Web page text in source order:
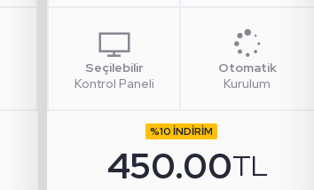
Seçilebilir
Kontrol Paneli
Otomatik
Kurulum
%10 İNDİRİM
450.00TL